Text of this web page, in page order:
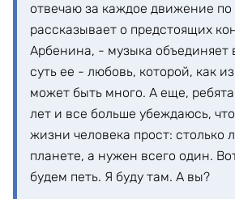
отвечаю за каждое движение по
рассказывает о предстоящих
Арбенина, - музыка объединяет
суть ее - любовь, которой, как
может быть много. А еще,
лет и все больше убеждаюсь,
жизни человека прост: столько
планете, а нужен всего один.
будем петь. Я буду там. А вы?